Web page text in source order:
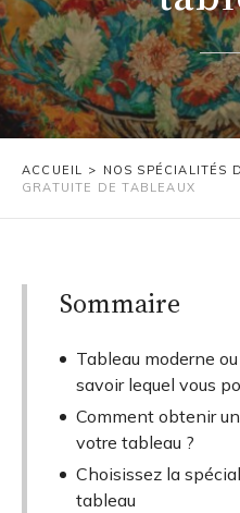
ACCUEIL > NOS SPÉCIALITÉS
GRATUITE DE TABLEAUX
Sommaire
Tableau moderne
savoir lequel vous
Comment obtenir
votre tableau ?
Choisissez la
tableau